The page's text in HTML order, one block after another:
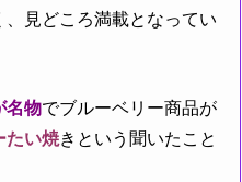
見どころ満載となってい
名物でブルーベリー商品が
たい焼きという聞いたこと